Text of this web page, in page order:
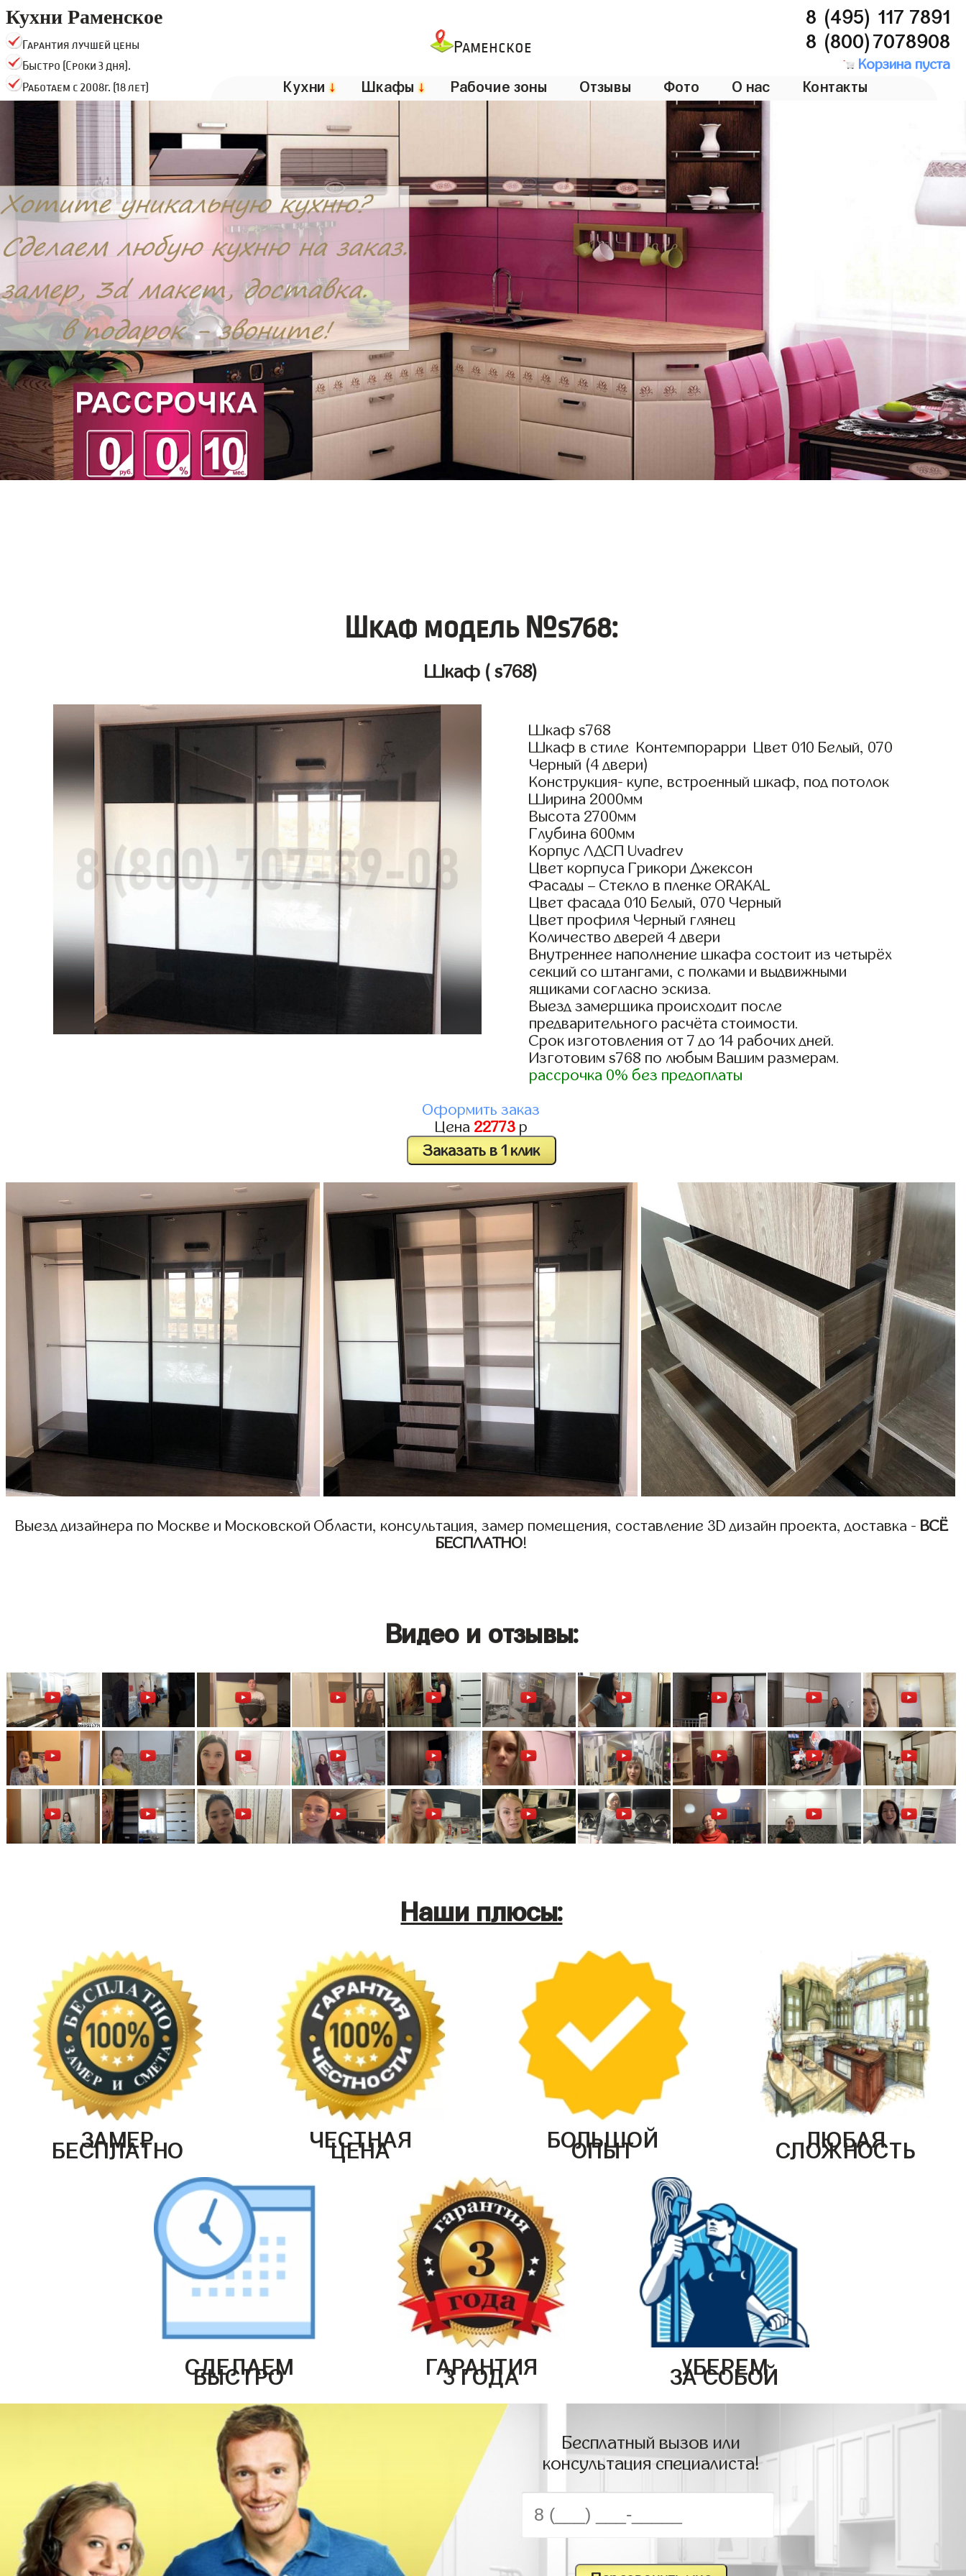
Кухни Раменское
Гарантия лучшей цены
Быстро (Сроки 3 дня).
Работаем с 2008г. (18 лет)
Раменское
8 (495) 117 7891
8 (800)7078908
Корзина пуста
Кухни↓ Шкафы↓ Рабочие зоны Отзывы Фото О нас Контакты
Шкаф модель №s768:
Шкаф ( s768)
Шкаф s768
Шкаф в стиле Контемпорарри Цвет 010 Белый, 070
Черный (4 двери)
Конструкция- купе, встроенный шкаф, под потолок
Ширина 2000мм
Высота 2700мм
Глубина 600мм
Корпус ЛДСП Uvadrev
Цвет корпуса Грикори Джексон
Фасады – Стекло в пленке ORAKAL
Цвет фасада 010 Белый, 070 Черный
Цвет профиля Черный глянец
Количество дверей 4 двери
Внутреннее наполнение шкафа состоит из четырёх
секций со штангами, с полками и выдвижными
ящиками согласно эскиза.
Выезд замерщика происходит после
предварительного расчёта стоимости.
Срок изготовления от 7 до 14 рабочих дней.
Изготовим s768 по любым Вашим размерам.
рассрочка 0% без предоплаты
Оформить заказ
Цена 22773 р
Заказать в 1 клик
Выезд дизайнера по Москве и Московской Области, консультация, замер помещения, составление 3D дизайн проекта, доставка - ВСЁ
БЕСПЛАТНО!
Видео и отзывы:
Наши плюсы:
ЗАМЕР
БЕСПЛАТНО ЧЕСТНАЯ
ЦЕНА БОЛЬШОЙ
ОПЫТ ЛЮБАЯ
СЛОЖНОСТЬ
СДЕЛАЕМ
БЫСТРО ГАРАНТИЯ
3 ГОДА УБЕРЕМ
ЗА СОБОЙ
Бесплатный вызов или
консультация специалиста!